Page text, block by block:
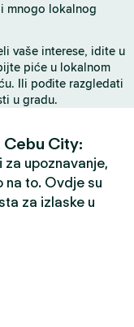
mnogo lokalnog
vaše interese, idite u
piće u lokalnom
Ili pođite razgledati
u gradu.
City:
upoznavanje,
na to. Ovdje su
za izlaske u